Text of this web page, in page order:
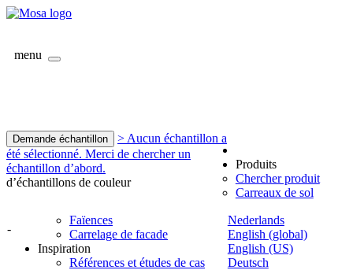
menu
Demande échantillon
> Aucun échantillon a
été sélectionné. Merci de chercher un
échantillon d’abord.
d’échantillons de couleur
-
Nederlands
English (global)
English (US)
Deutsch
Produits
Chercher produit
Carreaux de sol
Faïences
Carrelage de facade
Inspiration
Références et études de cas